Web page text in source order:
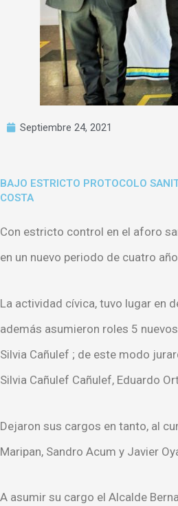
Septiembre 24, 2021
BAJO ESTRICTO PROTOCOLO
COSTA
Con estricto control en el aforo
en un nuevo periodo de cuatro
La actividad cívica, tuvo lugar en
además asumieron roles 5
Silvia Cañulef ; de este modo
Silvia Cañulef Cañulef, Eduardo
Dejaron sus cargos en tanto, al
Maripan, Sandro Acum y Javier
A asumir su cargo el Alcalde